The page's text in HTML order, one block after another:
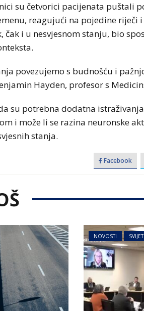
su četvorici pacijenata puštali
reagujući na pojedine riječi
čak i u nesvjesnom stanju, bio
povezujemo s budnošću i
Hayden, profesor s
su potrebna dodatna
i može li se razina neuronske
stanja.
Facebook
NOVOSTI SVIJET